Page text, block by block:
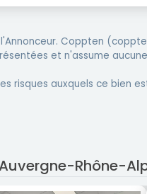
Coppten
et n'assume
risques auxquels ce bien
Rhône-